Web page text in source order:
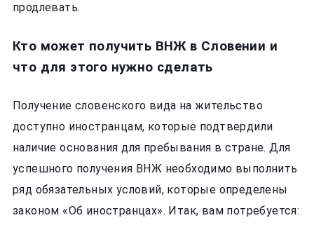
продлевать.
Кто может получить ВНЖ в Словении и
что для этого нужно сделать
Получение словенского вида на жительство
доступно иностранцам, которые подтвердили
наличие основания для пребывания в стране. Для
успешного получения ВНЖ необходимо выполнить
ряд обязательных условий, которые определены
законом «Об иностранцах». Итак, вам потребуется: